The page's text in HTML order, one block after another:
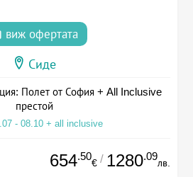
виж офертата
Сиде
Полет от София + All Inclusive
престой
- 08.10 + all inclusive
654.50
€ / 1280.09
лв.